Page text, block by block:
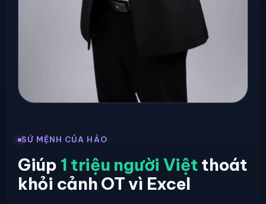
SỨ MỆNH CỦA HẢO
Giúp 1 triệu người Việt thoát
khỏi cảnh OT vì Excel